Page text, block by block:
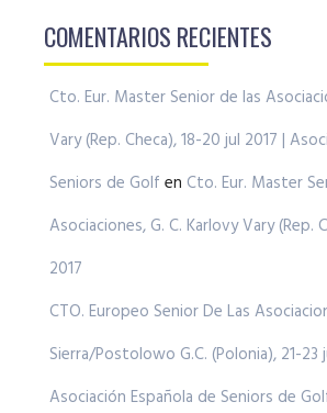
COMENTARIOS RECIENTES
Cto. Eur. Master Senior de las
Vary (Rep. Checa), 18-20 jul 2017 |
Seniors de Golf en Cto. Eur. Master
Asociaciones, G. C. Karlovy Vary (Rep.
2017
CTO. Europeo Senior De Las
Sierra/Postolowo G.C. (Polonia), 21-23
Asociación Española de Seniors de